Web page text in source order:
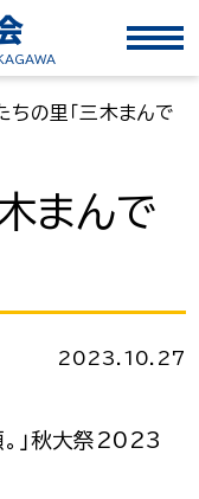
ちの里「三木まんで
まんで
2023.10.27
。」秋大祭2023